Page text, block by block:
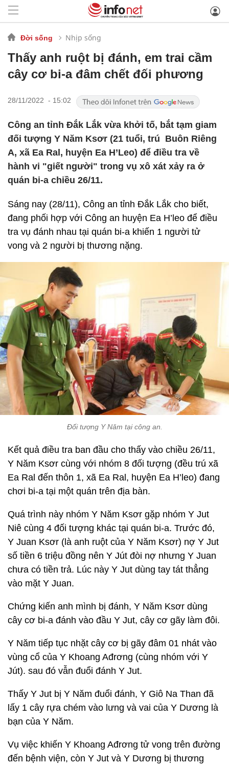
Đời sống Nhịp sống
Thấy anh ruột bị đánh, em trai cầm
cây cơ bi-a đâm chết đối phương
28/11/2022 - 15:02
Công an tỉnh Đắk Lắk vừa khởi tố, bắt tạm giam
đối tượng Y Năm Ksơr (21 tuổi, trú Buôn Riêng
A, xã Ea Ral, huyện Ea H’Leo) để điều tra về
hành vi "giết người" trong vụ xô xát xảy ra ở
quán bi-a chiều 26/11.
Sáng nay (28/11), Công an tỉnh Đắk Lắk cho biết,
đang phối hợp với Công an huyện Ea H’leo để điều
tra vụ đánh nhau tại quán bi-a khiến 1 người tử
vong và 2 người bị thương nặng.
Đối tượng Y Năm tại công an.
Kết quả điều tra ban đầu cho thấy vào chiều 26/11,
Y Năm Ksơr cùng với nhóm 8 đối tượng (đều trú xã
Ea Ral đến thôn 1, xã Ea Ral, huyện Ea H’leo) đang
chơi bi-a tại một quán trên địa bàn.
Quá trình này nhóm Y Năm Ksơr gặp nhóm Y Jut
Niê cùng 4 đối tượng khác tại quán bi-a. Trước đó,
Y Juan Ksơr (là anh ruột của Y Năm Ksơr) nợ Y Jut
số tiền 6 triệu đồng nên Y Jút đòi nợ nhưng Y Juan
chưa có tiền trả. Lúc này Y Jut dùng tay tát thẳng
vào mặt Y Juan.
Chứng kiến anh mình bị đánh, Y Năm Ksơr dùng
cây cơ bi-a đánh vào đầu Y Jut, cây cơ gãy làm đôi.
Y Năm tiếp tục nhặt cây cơ bị gãy đâm 01 nhát vào
vùng cổ của Y Khoang Ađrơng (cùng nhóm với Y
Jút). sau đó vẫn đuổi đánh Y Jut.
Thấy Y Jut bị Y Năm đuổi đánh, Y Giô Na Than đã
lấy 1 cây rựa chém vào lưng và vai của Y Dương là
bạn của Y Năm.
Vụ việc khiến Y Khoang Ađrơng tử vong trên đường
đến bệnh viện, còn Y Jut và Y Dương bị thương